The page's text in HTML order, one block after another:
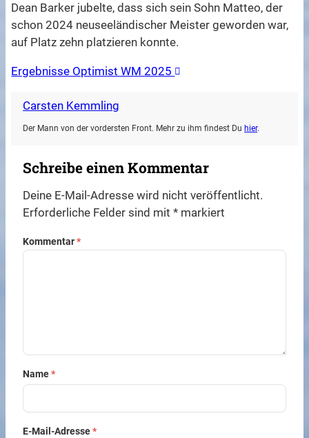
Dean Barker jubelte, dass sich sein Sohn Matteo, der
schon 2024 neuseeländischer Meister geworden war,
auf Platz zehn platzieren konnte.
Ergebnisse Optimist WM 2025
Carsten Kemmling
Der Mann von der vordersten Front. Mehr zu ihm findest Duhier.
Schreibe einen Kommentar
Deine E-Mail-Adresse wird nicht veröffentlicht.
Erforderliche Felder sind mit* markiert
Kommentar*
Name*
E-Mail-Adresse*